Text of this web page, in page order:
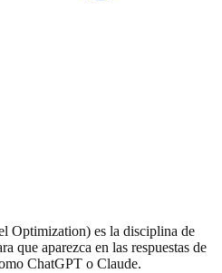
Optimization) es la disciplina de
que aparezca en las respuestas de
ChatGPT o Claude.